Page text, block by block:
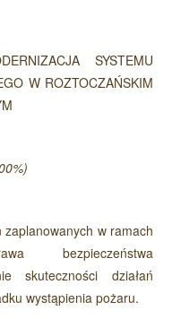
SYSTEMU
W ROZTOCZAŃSKIM
w ramach
bezpieczeństwa
skuteczności działań
wystąpienia pożaru.